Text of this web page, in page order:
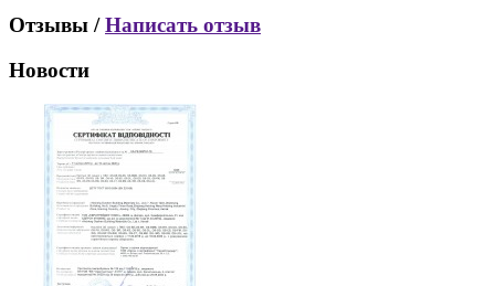
Отзывы /Написать отзыв
Новости